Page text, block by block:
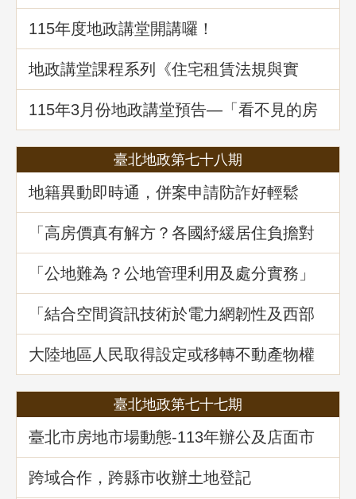
115年度地政講堂開講囉！
地政講堂課程系列《住宅租賃法規與實
務》回顧
115年3⽉份地政講堂預告—「看不見的房
屋大盜：揭開不動產詐騙的五大陰謀」
臺北地政第七十八期
地籍異動即時通，併案申請防詐好輕鬆
「高房價真有解方？各國紓緩居住負擔對
策與臺灣房市前景展望」地政講堂回顧
「公地難為？公地管理利用及處分實務」
地政講堂回顧
「結合空間資訊技術於電力網韌性及西部
海域離岸風力發電選址風險分析」地政講
堂回顧
大陸地區人民取得設定或移轉不動產物權
之許可及管理
臺北地政第七十七期
臺北市房地市場動態-113年辦公及店面市
場
跨域合作，跨縣市收辦土地登記